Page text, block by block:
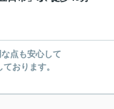
点も安心して
おります。